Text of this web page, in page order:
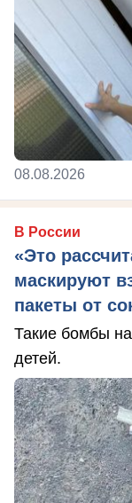
08.08.2026
В России
«Это
маскируют
пакеты от
Такие бомбы
детей.